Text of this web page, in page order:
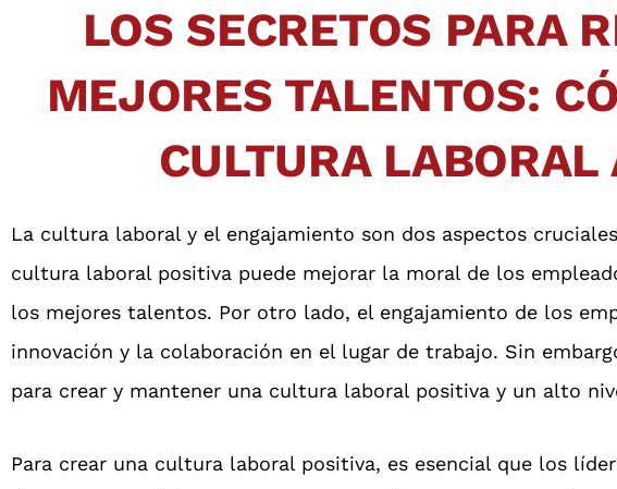
LOS SECRETOS PARA
MEJORES TALENTOS:
CULTURA LABORAL
La cultura laboral y el engajamiento son dos aspectos
cultura laboral positiva puede mejorar la moral de los
los mejores talentos. Por otro lado, el engajamiento de los
innovación y la colaboración en el lugar de trabajo. Sin
para crear y mantener una cultura laboral positiva y un alto
Para crear una cultura laboral positiva, es esencial que los